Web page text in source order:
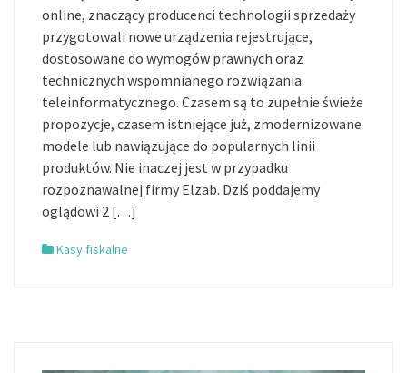
online, znaczący producenci technologii sprzedaży
przygotowali nowe urządzenia rejestrujące,
dostosowane do wymogów prawnych oraz
technicznych wspomnianego rozwiązania
teleinformatycznego. Czasem są to zupełnie świeże
propozycje, czasem istniejące już, zmodernizowane
modele lub nawiązujące do popularnych linii
produktów. Nie inaczej jest w przypadku
rozpoznawalnej firmy Elzab. Dziś poddajemy
oglądowi 2 […]
Kasy fiskalne